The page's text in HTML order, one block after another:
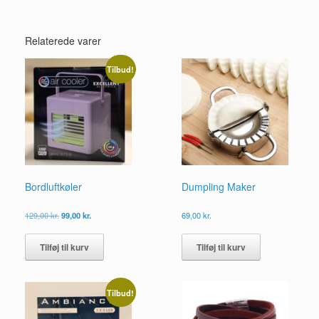
Relaterede varer
Tilbud!
Bordluftkøler
129,00kr.Den
pris
var:
129,00 kr..
99,00kr.
pris
99,00 kr..
Tilføj til kurv
Dumpling Maker
69,00kr.
Tilføj til kurv
Tilbud!